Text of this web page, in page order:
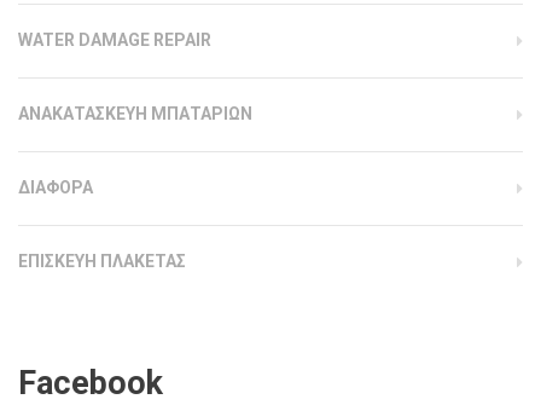
WATER DAMAGE REPAIR
ΑΝΑΚΑΤΑΣΚΕΥΗ ΜΠΑΤΑΡΙΩΝ
ΔΙΑΦΟΡΑ
ΕΠΙΣΚΕΥΗ ΠΛΑΚΕΤΑΣ
Facebook